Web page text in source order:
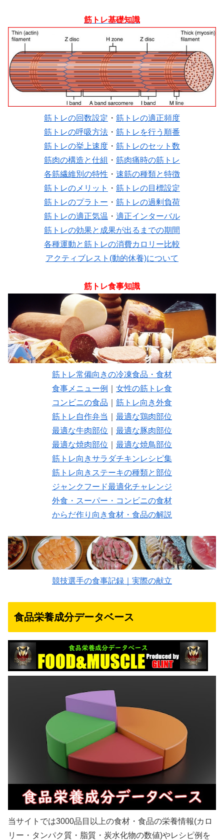
筋トレ基礎知識
筋トレの回数設定 ・ 筋トレの適正頻度
筋トレの呼吸方法 ・ 筋トレを行う順番
筋トレの挙上速度 ・ 筋トレのセット数
筋肉の構造と仕組 ・ 筋肉痛時の筋トレ
各筋繊維別の特性 ・ 速筋の種類と特徴
筋トレのメリット
・ 筋トレの目標設定
筋トレのプラトー ・ 筋トレの過剰負荷
筋トレの適正気温 ・ 適正インターバル
筋トレの効果と成果が出るまでの期間
各種運動と筋トレの消費カロリー比較
アクティブレスト(動的休養)について
筋トレ食事知識
筋トレ常備向きの冷凍食品・食材
食事メニュー例
女性の筋トレ食
コンビニの食品
筋トレ向き外食
筋トレ自作弁当
最適な鶏肉部位
最適な牛肉部位
最適な豚肉部位
最適な焼肉部位
最適な焼鳥部位
筋トレ向きサラダチキンレシピ集
筋トレ向きステーキの種類と部位
ジャンクフード最適化チャレンジ
外食・スーパー・コンビニの食材
からだ作り向き食材・食品の解説
競技選手の食事記録｜実際の献立
食品栄養成分データベース
当サイトでは3000品目以上の食材・食品の栄養情報(カロ
リー・タンパク質・脂質・炭水化物の数値)やレシピ例を